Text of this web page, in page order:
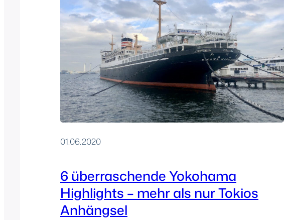
01.06.2020
6 überraschende Yokohama
Highlights – mehr als nur Tokios
Anhängsel